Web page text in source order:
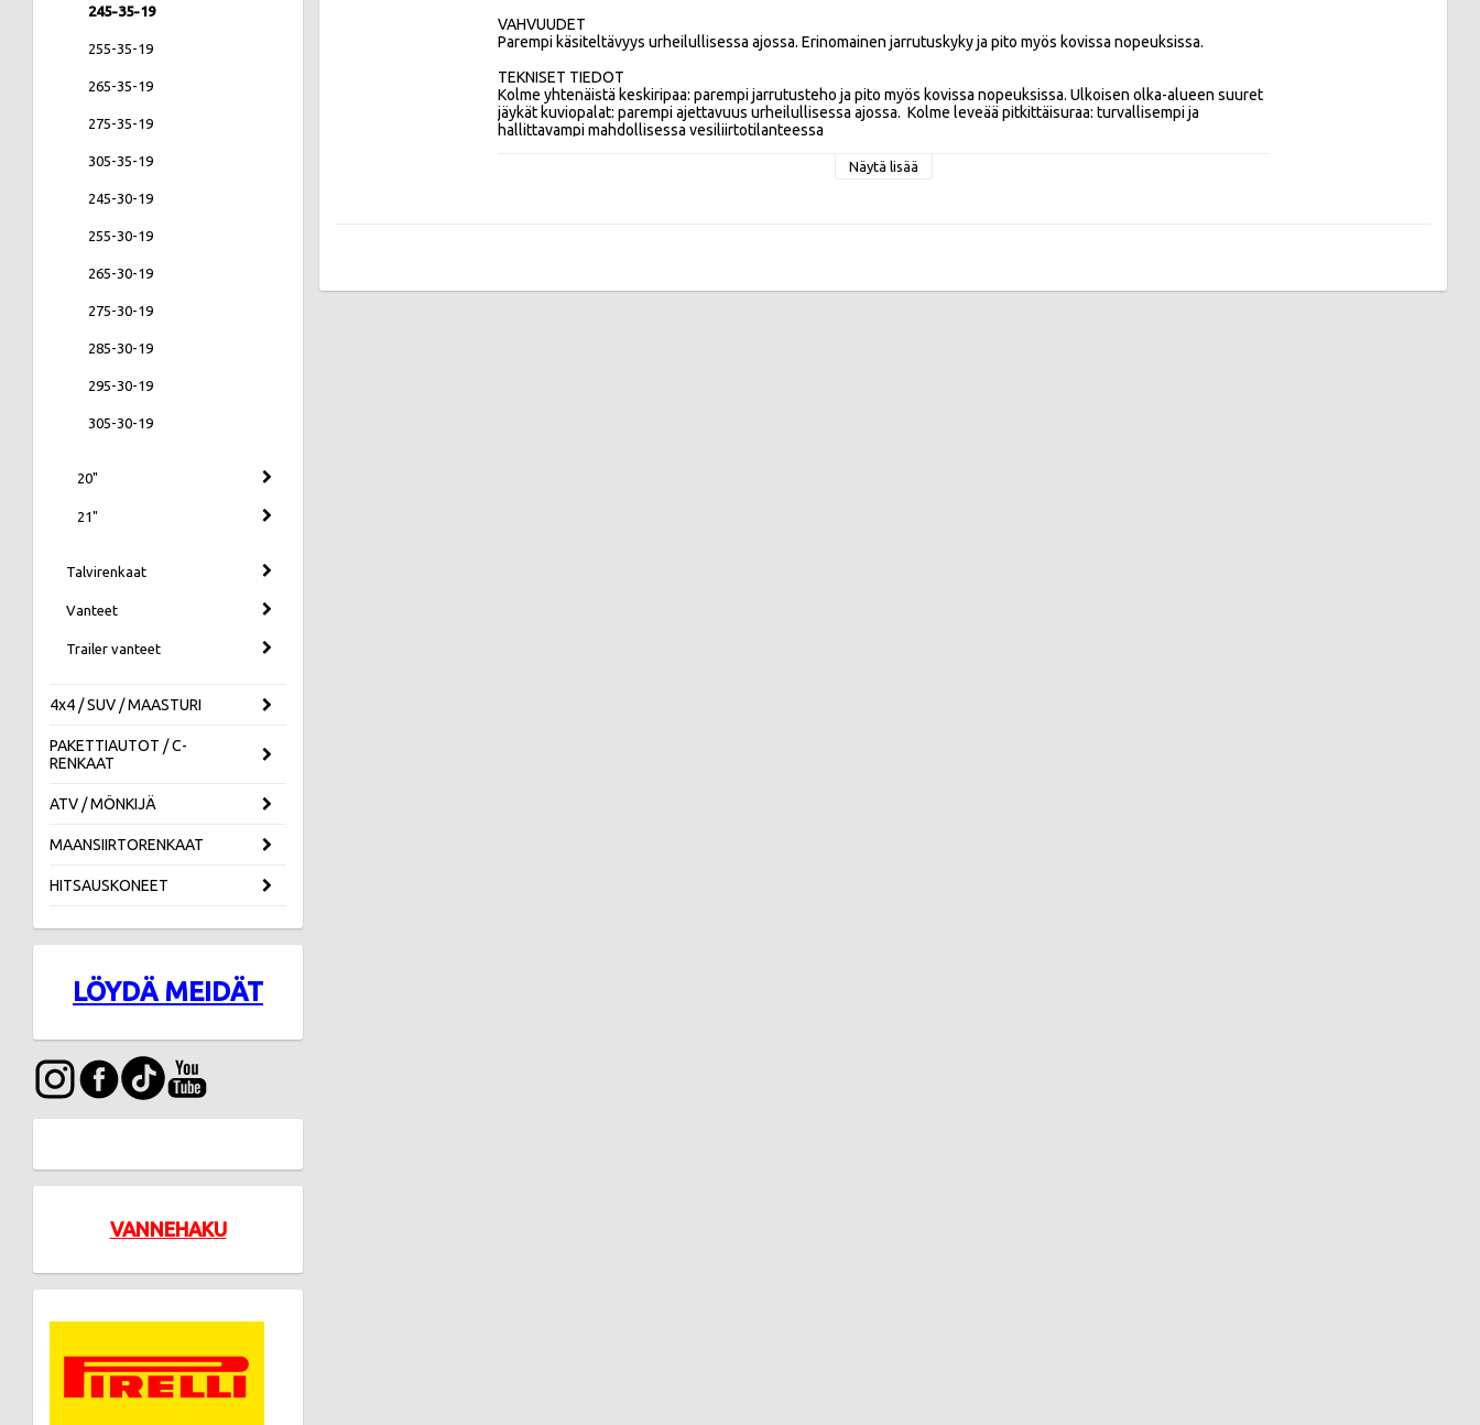
245-35-19
255-35-19
265-35-19
275-35-19
305-35-19
245-30-19
255-30-19
265-30-19
275-30-19
285-30-19
295-30-19
305-30-19
20"
21"
Talvirenkaat
Vanteet
Trailer vanteet
4x4 / SUV / MAASTURI
PAKETTIAUTOT / C-
RENKAAT
ATV / MÖNKIJÄ
MAANSIIRTORENKAAT
HITSAUSKONEET
LÖYDÄ MEIDÄT
VANNEHAKU
VAHVUUDET
Parempi käsiteltävyys urheilullisessa ajossa. Erinomainen jarrutuskyky ja pito myös kovissa nopeuksissa.
TEKNISET TIEDOT
Kolme yhtenäistä keskiripaa: parempi jarrutusteho ja pito myös kovissa nopeuksissa. Ulkoisen olka-alueen suuret
jäykät kuviopalat: parempi ajettavuus urheilullisessa ajossa.  Kolme leveää pitkittäisuraa: turvallisempi ja
hallittavampi mahdollisessa vesiliirtotilanteessa
Näytä lisää